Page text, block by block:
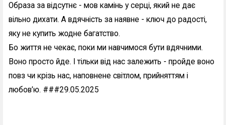
Образа за відсутнє - мов камінь у серці, який не дає
вільно дихати. А вдячність за наявне - ключ до радості,
яку не купить жодне багатство.
Бо життя не чекає, поки ми навчимося бути вдячними.
Воно просто йде. І тільки від нас залежить - пройде воно
повз чи крізь нас, наповнене світлом, прийняттям і
любов’ю. ###29.05.2025